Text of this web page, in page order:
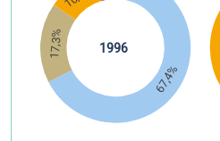
67,4%
17,3% 1996